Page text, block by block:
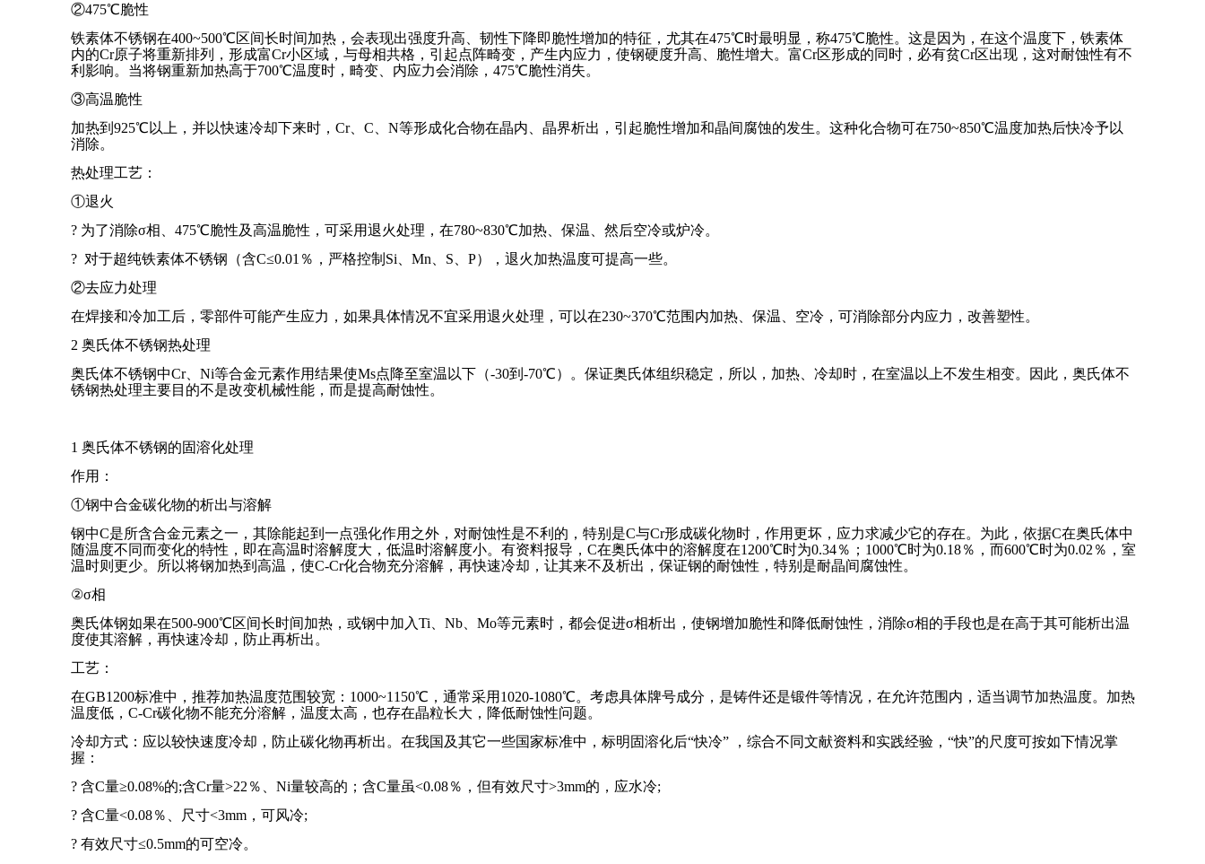
②475℃脆性
铁素体不锈钢在400~500℃区间长时间加热，会表现出强度升高、韧性下降即脆性增加的特征，尤其在475℃时最明显，称475℃脆性。这是因为，在这个温度下，铁素体
内的Cr原子将重新排列，形成富Cr小区域，与母相共格，引起点阵畸变，产生内应力，使钢硬度升高、脆性增大。富Cr区形成的同时，必有贫Cr区出现，这对耐蚀性有不
利影响。当将钢重新加热高于700℃温度时，畸变、内应力会消除，475℃脆性消失。
③高温脆性
加热到925℃以上，并以快速冷却下来时，Cr、C、N等形成化合物在晶内、晶界析出，引起脆性增加和晶间腐蚀的发生。这种化合物可在750~850℃温度加热后快冷予以
消除。
热处理工艺：
①退火
? 为了消除σ相、475℃脆性及高温脆性，可采用退火处理，在780~830℃加热、保温、然后空冷或炉冷。
? 对于超纯铁素体不锈钢（含C≤0.01％，严格控制Si、Mn、S、P），退火加热温度可提高一些。
②去应力处理
在焊接和冷加工后，零部件可能产生应力，如果具体情况不宜采用退火处理，可以在230~370℃范围内加热、保温、空冷，可消除部分内应力，改善塑性。
2 奥氏体不锈钢热处理
奥氏体不锈钢中Cr、Ni等合金元素作用结果使Ms点降至室温以下（-30到-70℃）。保证奥氏体组织稳定，所以，加热、冷却时，在室温以上不发生相变。因此，奥氏体不
锈钢热处理主要目的不是改变机械性能，而是提高耐蚀性。
1 奥氏体不锈钢的固溶化处理
作用：
①钢中合金碳化物的析出与溶解
钢中C是所含合金元素之一，其除能起到一点强化作用之外，对耐蚀性是不利的，特别是C与Cr形成碳化物时，作用更坏，应力求减少它的存在。为此，依据C在奥氏体中
随温度不同而变化的特性，即在高温时溶解度大，低温时溶解度小。有资料报导，C在奥氏体中的溶解度在1200℃时为0.34％；1000℃时为0.18％，而600℃时为0.02％，室
温时则更少。所以将钢加热到高温，使C-Cr化合物充分溶解，再快速冷却，让其来不及析出，保证钢的耐蚀性，特别是耐晶间腐蚀性。
②σ相
奥氏体钢如果在500-900℃区间长时间加热，或钢中加入Ti、Nb、Mo等元素时，都会促进σ相析出，使钢增加脆性和降低耐蚀性，消除σ相的手段也是在高于其可能析出温
度使其溶解，再快速冷却，防止再析出。
工艺：
在GB1200标准中，推荐加热温度范围较宽：1000~1150℃，通常采用1020-1080℃。考虑具体牌号成分，是铸件还是锻件等情况，在允许范围内，适当调节加热温度。加热
温度低，C-Cr碳化物不能充分溶解，温度太高，也存在晶粒长大，降低耐蚀性问题。
冷却方式：应以较快速度冷却，防止碳化物再析出。在我国及其它一些国家标准中，标明固溶化后“快冷” ，综合不同文献资料和实践经验，“快”的尺度可按如下情况掌
握：
? 含C量≥0.08%的;含Cr量>22％、Ni量较高的；含C量虽<0.08％，但有效尺寸>3mm的，应水冷;
? 含C量<0.08％、尺寸<3mm，可风冷;
? 有效尺寸≤0.5mm的可空冷。